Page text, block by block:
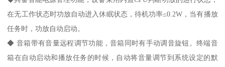
在无工作状态时功放自动进入休眠状态，待机功率≤0.2W，当有播放
任务时，功放自动启动。
◆ 音箱带有音量远程调节功能，音箱同时有手动调音旋钮。终端音
箱在自动启动和播放任务的时候，自动将音量调节到系统设定的默